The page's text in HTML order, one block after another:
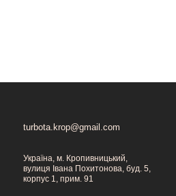
turbota.krop@gmail.com
Україна, м. Кропивницький,
вулиця Івана Похитонова, буд. 5,
корпус 1, прим. 91